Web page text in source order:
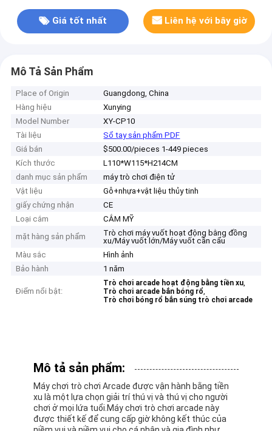
Giá tốt nhất Liên hệ với bây giờ
Mô Tả Sản Phẩm
Place of Origin
Guangdong, China
Hàng hiệu
Xunying
Model Number
XY-CP10
Tài liệu
Sổ tay sản phẩm PDF
Giá bán
$500.00/pieces 1-449 pieces
Kích thước
L110*W115*H214CM
danh mục sản phẩm
máy trò chơi điện tử
Vật liệu
Gỗ+nhựa+vật liệu thủy tinh
giấy chứng nhận
CE
Loại cắm
CẮM MỸ
mặt hàng sản phẩm
Trò chơi máy vuốt hoạt động bằng đồng
xu/Máy vuốt lớn/Máy vuốt cần cẩu
Màu sắc
Hình ảnh
Bảo hành
1 năm
Điểm nổi bật:
Trò chơi arcade hoạt động bằng tiền xu,
Trò chơi arcade bắn bóng rổ,
Trò chơi bóng rổ bắn súng trò chơi arcade
Mô tả sản phẩm:
Máy chơi trò chơi Arcade được vận hành bằng tiền
xu là một lựa chọn giải trí thú vị và thú vị cho người
chơi ở mọi lứa tuổi.Máy chơi trò chơi arcade này
được thiết kế để cung cấp giờ không kết thúc của